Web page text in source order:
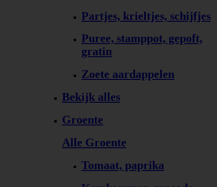
Partjes, krieltjes, schijfjes
Puree, stamppot, gepoft,
gratin
Zoete aardappelen
Bekijk alles
Groente
Alle Groente
Tomaat, paprika